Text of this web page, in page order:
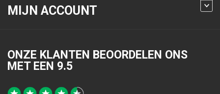
MIJN ACCOUNT
ONZE KLANTEN BEOORDELEN ONS
MET EEN 9.5